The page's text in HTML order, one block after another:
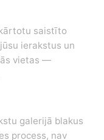
saistīto
ierakstus un
vietas —
galerijā blakus
process, nav